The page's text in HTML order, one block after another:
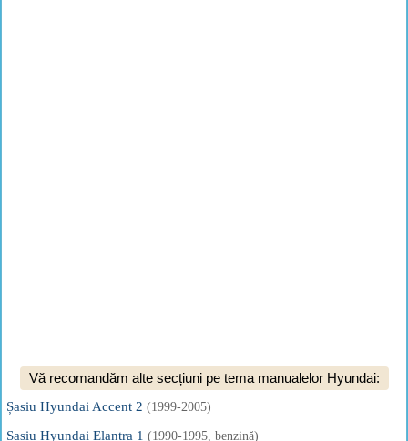
Vă recomandăm alte secțiuni pe tema manualelor Hyundai:
Șasiu Hyundai Accent 2 (1999-2005)
Șasiu Hyundai Elantra 1 (1990-1995, benzină)